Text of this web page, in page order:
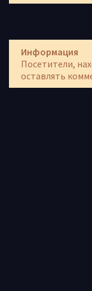
Информация
Посетители,
оставлять